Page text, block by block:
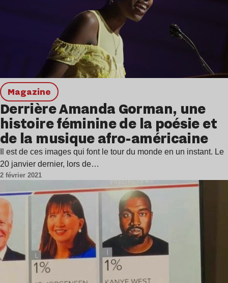
magazine
Derrière Amanda Gorman, une
histoire féminine de la poésie et
de la musique afro-américaine
Il est de ces images qui font le tour du monde en un instant. Le
20 janvier dernier, lors de…
2 février 2021